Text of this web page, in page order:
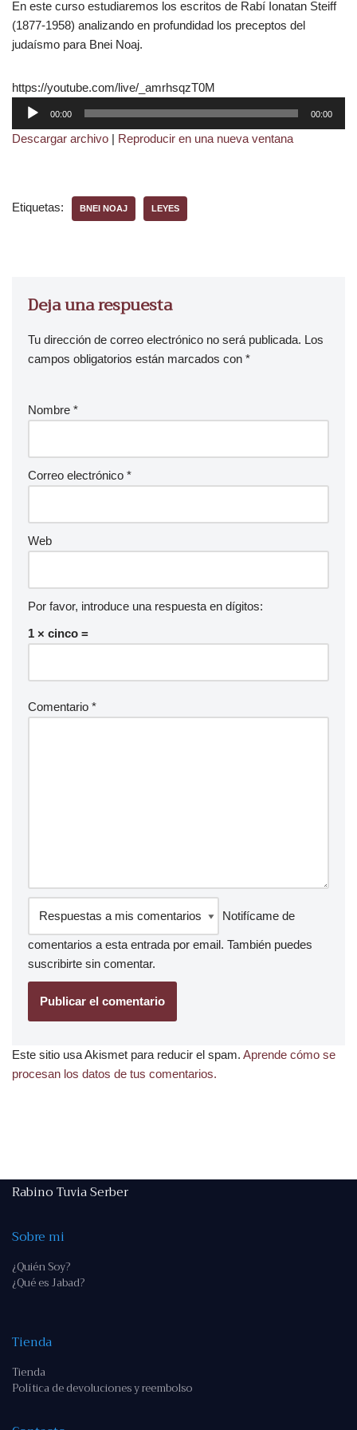
En este curso estudiaremos los escritos de Rabí Ionatan Steiff
(1877-1958) analizando en profundidad los preceptos del
judaísmo para Bnei Noaj.
https://youtube.com/live/_amrhsqzT0M
p
d
00:00 00:00
Descargar archivo | Reproducir en una nueva ventana
Etiquetas: BNEI NOAJ LEYES
Deja una respuesta
Tu dirección de correo electrónico no será publicada. Los
campos obligatorios están marcados con *
Nombre *
Correo electrónico *
Web
Por favor, introduce una respuesta en dígitos:
1 × cinco =
Comentario *
Notifícame de
comentarios a esta entrada por email. También puedes
suscribirte sin comentar.
Este sitio usa Akismet para reducir el spam. Aprende cómo se
procesan los datos de tus comentarios.
Rabino Tuvia Serber
Sobre mi
¿Quién Soy?
¿Qué es Jabad?
Tienda
Tienda
Política de devoluciones y reembolso